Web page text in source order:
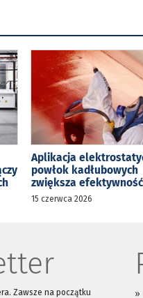
Aplikacja
powłok kadłubowych
zwiększa efektywność
15 czerwca 2026
Zawsze na początku